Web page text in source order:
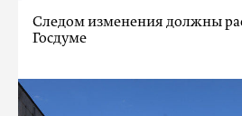
Следом изменения должны
Госдуме